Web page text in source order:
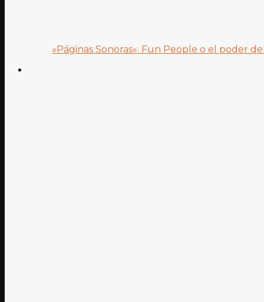
«Páginas Sonoras»: Fun People o el poder